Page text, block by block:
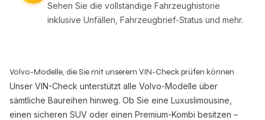
Sehen Sie die vollständige Fahrzeughistorie
inklusive Unfällen, Fahrzeugbrief-Status und mehr.
Volvo-Modelle, die Sie mit unserem VIN-Check prüfen können
Unser VIN-Check unterstützt alle Volvo-Modelle über
sämtliche Baureihen hinweg. Ob Sie eine Luxuslimousine,
einen sicheren SUV oder einen Premium-Kombi besitzen –